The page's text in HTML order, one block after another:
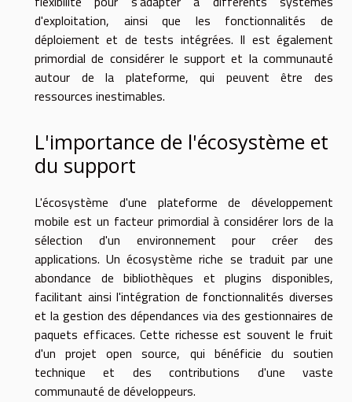
d'exploitation, ainsi que les fonctionnalités de
déploiement et de tests intégrées. Il est également
primordial de considérer le support et la communauté
autour de la plateforme, qui peuvent être des
ressources inestimables.
L'importance de l'écosystème et
du support
L'écosystème d'une plateforme de développement
mobile est un facteur primordial à considérer lors de la
sélection d'un environnement pour créer des
applications. Un écosystème riche se traduit par une
abondance de bibliothèques et plugins disponibles,
facilitant ainsi l'intégration de fonctionnalités diverses
et la gestion des dépendances via des gestionnaires de
paquets efficaces. Cette richesse est souvent le fruit
d'un projet open source, qui bénéficie du soutien
technique et des contributions d'une vaste
communauté de développeurs.